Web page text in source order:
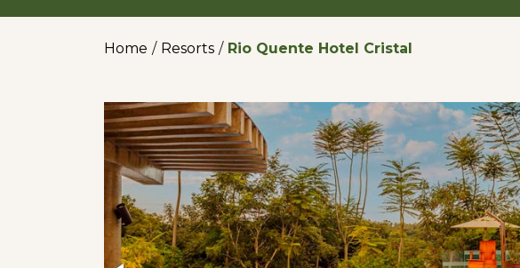
Home / Resorts / Rio Quente Hotel Cristal